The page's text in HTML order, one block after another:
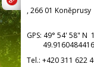
, 266 01 Koněprusy
GPS: 49° 54' 58" N
Tel.: +420 311 622